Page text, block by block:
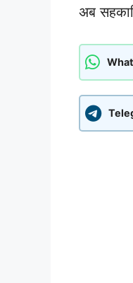
अब